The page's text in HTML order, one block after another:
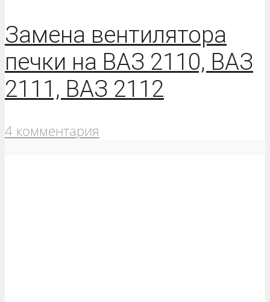
Замена вентилятора
печки на ВАЗ 2110, ВАЗ
2111, ВАЗ 2112
4 комментария